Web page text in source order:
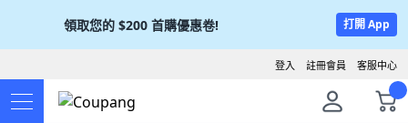
領取您的 $200 首購優惠卷! 打開 App
客服中心
註冊會員
登入